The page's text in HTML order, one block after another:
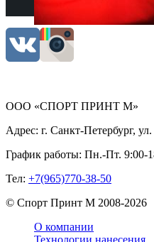
ООО «СПОРТ ПРИНТ М»
Адрес: г. Санкт-Петербург,
График работы: Пн.-Пт. 9:00-
Тел: +7(965)770-38-50
© Спорт Принт М 2008-2026
О компании